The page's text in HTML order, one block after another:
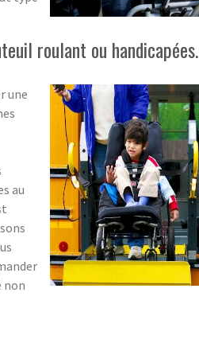
roulant ou handicapées.
une
au
non